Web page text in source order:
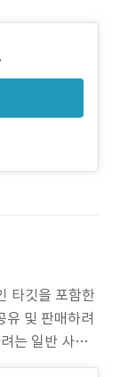
타깃을 포함한
유 및 판매하려
는 일반 사용
2) 작업 범위 :